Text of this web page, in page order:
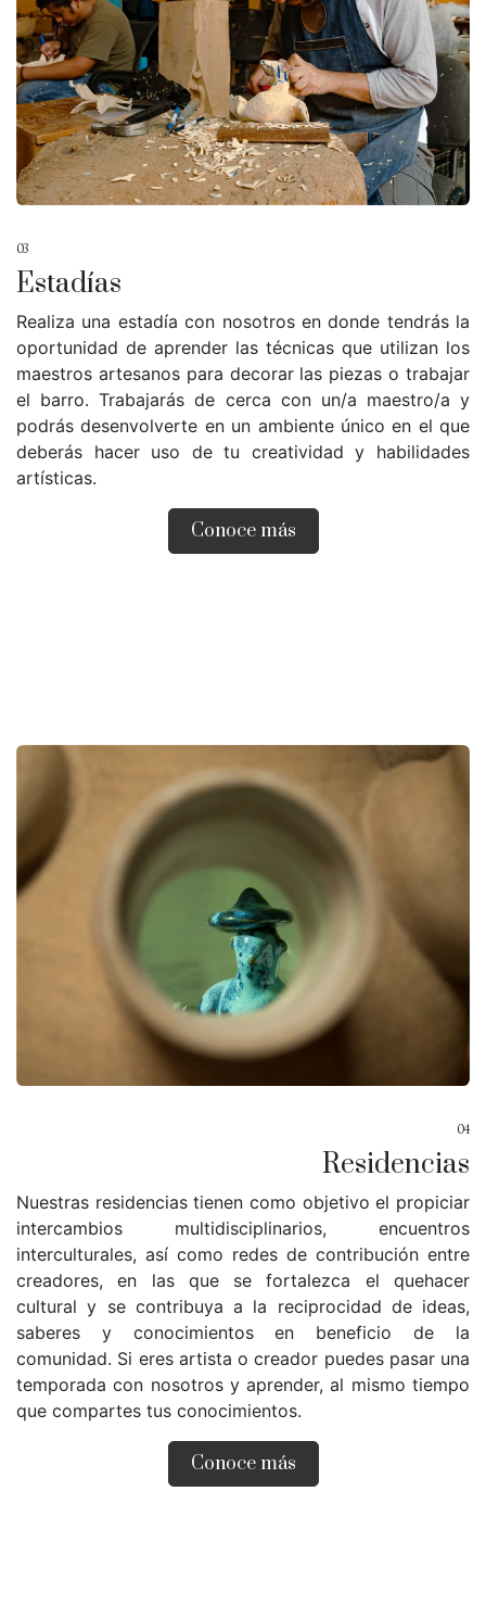
03
Estadías
Realiza una estadía con nosotros en donde tendrás la
oportunidad de aprender las técnicas que utilizan los
maestros artesanos para decorar las piezas o trabajar
el barro. Trabajarás de cerca con un/a maestro/a y
podrás desenvolverte en un ambiente único en el que
deberás hacer uso de tu creatividad y habilidades
artísticas.
Conoce más
04
Residencias
Nuestras residencias tienen como objetivo el propiciar
intercambios multidisciplinarios, encuentros
interculturales, así como redes de contribución entre
creadores, en las que se fortalezca el quehacer
cultural y se contribuya a la reciprocidad de ideas,
saberes y conocimientos en beneficio de la
comunidad. Si eres artista o creador puedes pasar una
temporada con nosotros y aprender, al mismo tiempo
que compartes tus conocimientos.
Conoce más